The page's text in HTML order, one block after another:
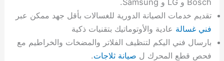
تقديم خدمات الصيانة الدورية للغسالات بأقل جهد ممكن عبر
فني غسالة عادية والأوتوماتيك بتقنيات ذكية
بارسال فني اليكم لتنظيف الفلاتر والمضخات والخراطيم مع
فحص قطع المحرك ل صيانة ثلاجات.